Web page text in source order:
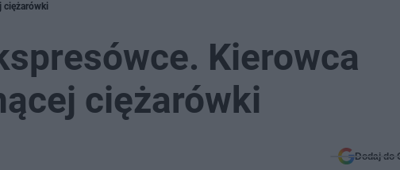
ciężarówki
Kierowca
ciężarówki
Dodaj do